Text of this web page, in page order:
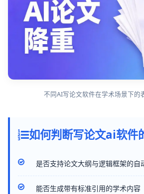
不同AI写论文软件在学术场景下的
如何判断写论文ai软件
是否支持论文大纲与逻辑框架的自
能否生成带有标准引用的学术内容